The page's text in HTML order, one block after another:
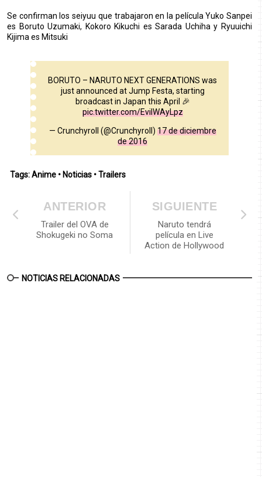
Se confirman los seiyuu que trabajaron en la película Yuko Sanpei
es Boruto Uzumaki, Kokoro Kikuchi es Sarada Uchiha y Ryuuichi
Kijima es Mitsuki
BORUTO – NARUTO NEXT GENERATIONS was
just announced at Jump Festa, starting
broadcast in Japan this April 🎉
pic.twitter.com/EviIWAyLpz
— Crunchyroll (@Crunchyroll) 17 de diciembre
de 2016
Tags:Anime • Noticias •Trailers
SIGUIENTE
Naruto tendrá
película en Live
Action de Hollywood
ANTERIOR
Trailer del OVA de
Shokugeki no Soma
NOTICIAS RELACIONADAS